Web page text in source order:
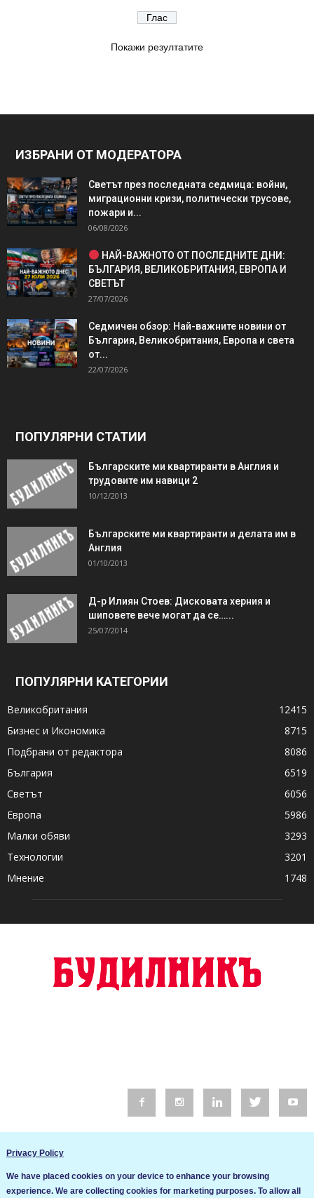
Покажи резултатите
ИЗБРАНИ ОТ МОДЕРАТОРА
Светът през последната седмица: войни,
миграционни кризи, политически трусове,
пожари и...
06/08/2026
НАЙ-ВАЖНОТО ОТ ПОСЛЕДНИТЕ ДНИ:
БЪЛГАРИЯ, ВЕЛИКОБРИТАНИЯ, ЕВРОПА И
СВЕТЪТ
27/07/2026
Седмичен обзор: Най-важните новини от
България, Великобритания, Европа и света
от...
22/07/2026
ПОПУЛЯРНИ СТАТИИ
Българските ми квартиранти в Англия и
трудовите им навици 2
10/12/2013
Българските ми квартиранти и делата им в
Англия
01/10/2013
Д-р Илиян Стоев: Дисковата херния и
шиповете вече могат да се…...
25/07/2014
ПОПУЛЯРНИ КАТЕГОРИИ
Великобритания
12415
Бизнес и Икономика
8715
Подбрани от редактора
8086
България
6519
Светът
6056
Европа
5986
Малки обяви
3293
Технологии
3201
Мнение
1748
Общи условия
Privacy Policy
We have placed cookies on your device to enhance your browsing
experience. We are collecting cookies for marketing purposes. To allow all